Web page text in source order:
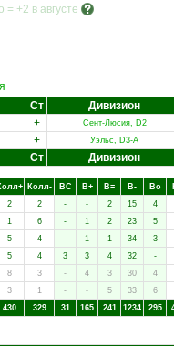
= +2 в августе
Ст Дивизион
+
Сент-Люсия, D2
+ Уэльс, D3-A
Ст Дивизион
Колл- ВC В+ В= В- Вo
2 2 - - 2 15
4
1 6 - 1 2 23
5
5 4 - 1 1 34
3
5 4 3 3 4 32
-
8 3 - 4 3 30
4
3 1 - - 5 33
6
430 329 31 165 241 1234 295